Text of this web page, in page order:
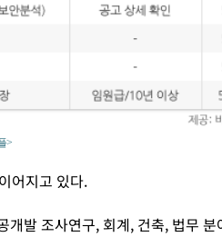
>
어지고 있다.
발 조사연구, 회계, 건축, 법무 분